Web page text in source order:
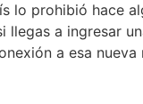
lo prohibió hace
a ingresar
a esa nueva